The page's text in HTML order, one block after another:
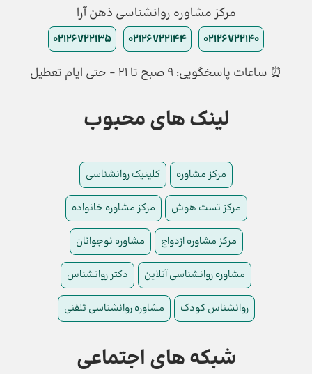
مرکز مشاوره روانشناسی ذهن آرا
02126722140
02126722144
02126722135
⏰ ساعات پاسخگویی: ۹ صبح تا ۲۱ - حتی ایام تعطیل
لینک های محبوب
مرکز مشاوره کلینیک روانشناسی
مرکز تست هوش مرکز مشاوره خانواده
مرکز مشاوره ازدواج مشاوره نوجوانان
مشاوره روانشناسی آنلاین دکتر روانشناس
روانشناس کودک مشاوره روانشناسی تلفنی
شبکه های اجتماعی